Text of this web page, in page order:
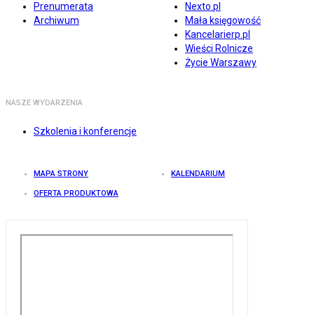
Prenumerata
Archiwum
Nexto.pl
Mała księgowość
Kancelarierp.pl
Wieści Rolnicze
Życie Warszawy
NASZE WYDARZENIA
Szkolenia i konferencje
MAPA STRONY KALENDARIUM
OFERTA PRODUKTOWA